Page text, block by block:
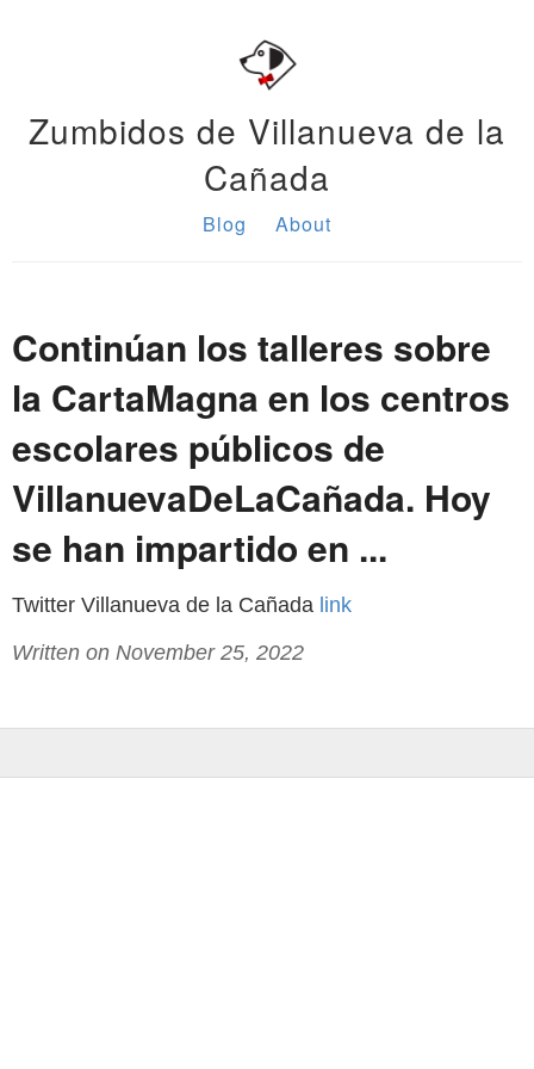
Zumbidos de Villanueva de la
Cañada
Blog About
Continúan los talleres sobre
la CartaMagna en los centros
escolares públicos de
VillanuevaDeLaCañada. Hoy
se han impartido en ...
Twitter Villanueva de la Cañada link
Written on November 25, 2022